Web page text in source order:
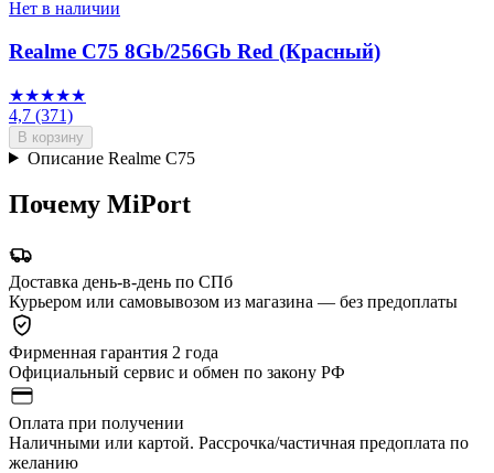
Нет в наличии
Realme C75 8Gb/256Gb Red (Красный)
★★★★★
4,7 (371)
В корзину
Описание Realme C75
Почему MiPort
Доставка день-в-день по СПб
Курьером или самовывозом из магазина — без предоплаты
Фирменная гарантия 2 года
Официальный сервис и обмен по закону РФ
Оплата при получении
Наличными или картой. Рассрочка/частичная предоплата по
желанию